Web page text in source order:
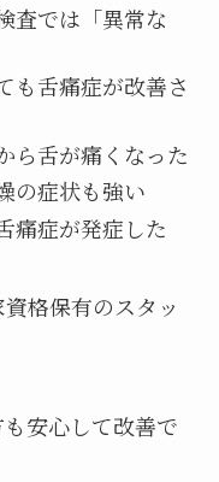
査では「異常な
も舌痛症が改善さ
ら舌が痛くなった
の症状も強い
痛症が発症した
格保有のスタッ
安心して改善で